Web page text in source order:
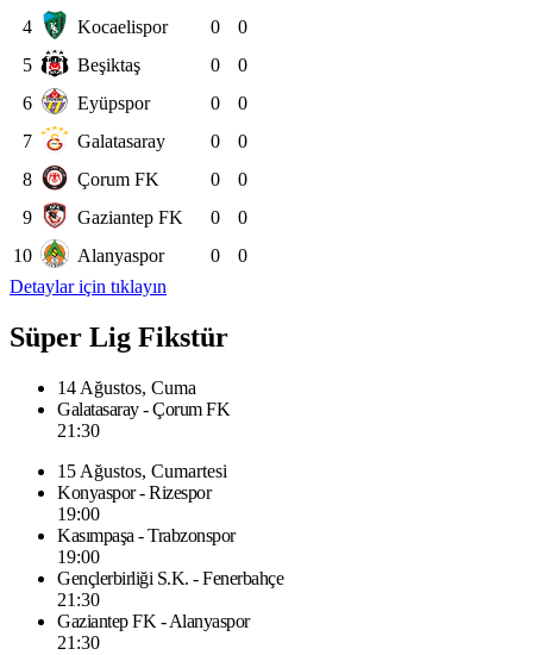
4
Kocaelispor 0
0
5
Beşiktaş 0
0
6
Eyüpspor 0
0
7
Galatasaray 0
0
8
Çorum FK 0
0
9
Gaziantep FK 0
0
10
Alanyaspor 0
0
Detaylar için tıklayın
Süper Lig Fikstür
14 Ağustos, Cuma
Galatasaray - Çorum FK
21:30
15 Ağustos, Cumartesi
Konyaspor - Rizespor
19:00
Kasımpaşa - Trabzonspor
19:00
Gençlerbirliği S.K. - Fenerbahçe
21:30
Gaziantep FK - Alanyaspor
21:30